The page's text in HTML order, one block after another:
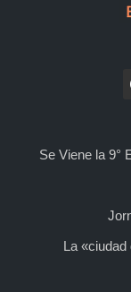
Se Viene la 9°
La